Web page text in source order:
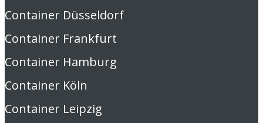
Container Düsseldorf
Container Frankfurt
Container Hamburg
Container Köln
Container Leipzig